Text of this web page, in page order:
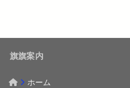
旗旗案内
ホーム